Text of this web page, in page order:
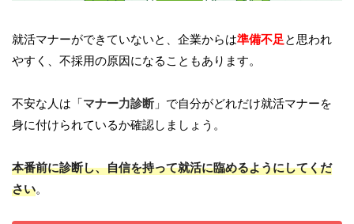
就活マナーができていないと、企業からは準備不足と思われ
やすく、不採用の原因になることもあります。
不安な人は「マナー力診断」で自分がどれだけ就活マナーを
身に付けられているか確認しましょう。
本番前に診断し、自信を持って就活に臨めるようにしてくだ
さい。